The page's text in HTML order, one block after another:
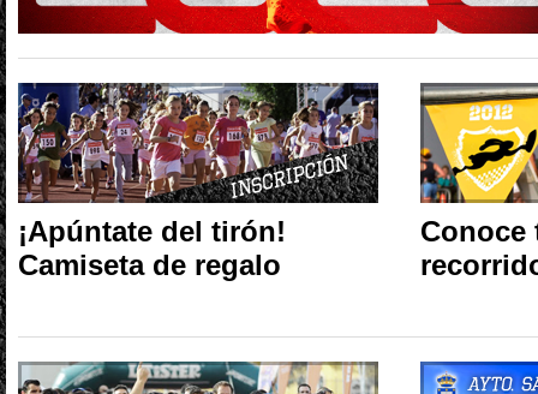
¡Apúntate del tirón!
Camiseta de regalo
Conoce